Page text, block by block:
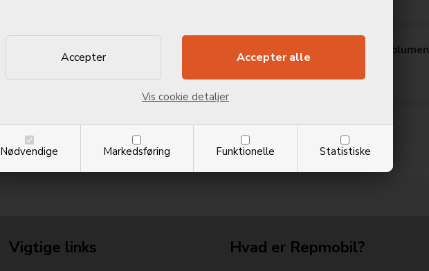
Nødvendige Markedsføring Funktionelle Statistiske
Vis cookie detaljer
Huawei P20 Power/Volumen
Tilføj reparation
399,00DKK
Huawei P20 Skærm
Tilføj reparation
Vigtige links Hvad er Repmobil?